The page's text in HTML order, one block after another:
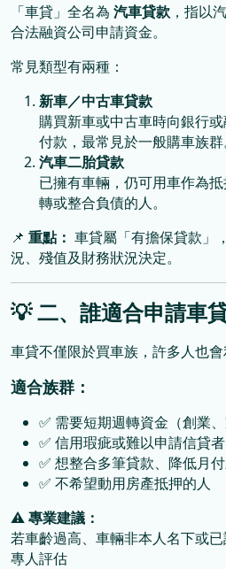
「車貸」全名為 汽車貸款 ，指以
合法融資公司申請資金。
常見類型有兩種：
新車／中古車貸款
購買新車或中古車時向銀行
付款，最常見於一般購車族群
汽車二胎貸款
已擁有車輛，仍可用車作為
轉或整合負債的人。
📌 重點： 車貸屬「有擔保貸款」
況、殘值及財務狀況決定。
💡二、誰適合申請車
車貸不僅限於買車族，許多人也會
適合族群：
✅ 需要短期週轉資金（創業
✅ 信用瑕疵或難以申請信貸者
✅ 想整合多筆貸款、降低月
✅ 不希望動用房產抵押的人
⚠專業建議：
若車齡過高、車輛非本人名下或
專人評估